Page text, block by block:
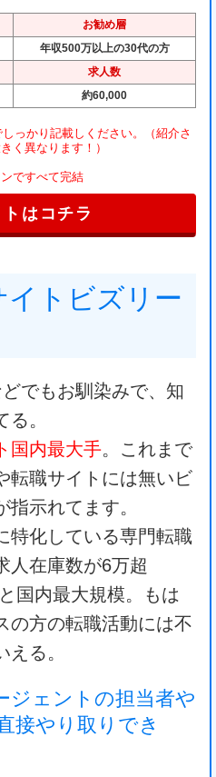
お勧め層
年収500万以上の30代の方
求人数
約60,000
しっかり記載しください。（紹介さ
く異なります！）
ですべて完結
はコチラ
トビズリー
でもお馴染みで、知
。
国内最大手。これまで
転職サイトには無いビ
指示れてます。
特化している専門転職
人在庫数が6万超
国内最大規模。もは
の方の転職活動には不
る。
ジェントの担当者や
接やり取りでき